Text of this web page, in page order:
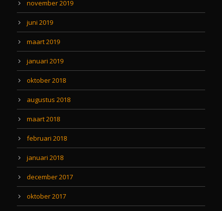
november 2019
juni 2019
maart 2019
januari 2019
oktober 2018
augustus 2018
maart 2018
februari 2018
januari 2018
december 2017
oktober 2017